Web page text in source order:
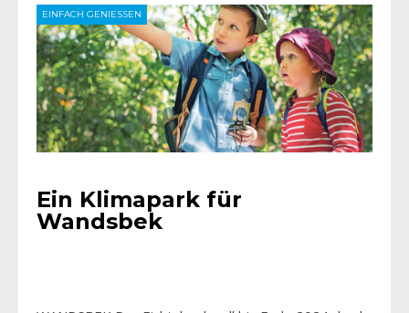
EINFACH GENIESSEN
Ein Klimapark für
Wandsbek